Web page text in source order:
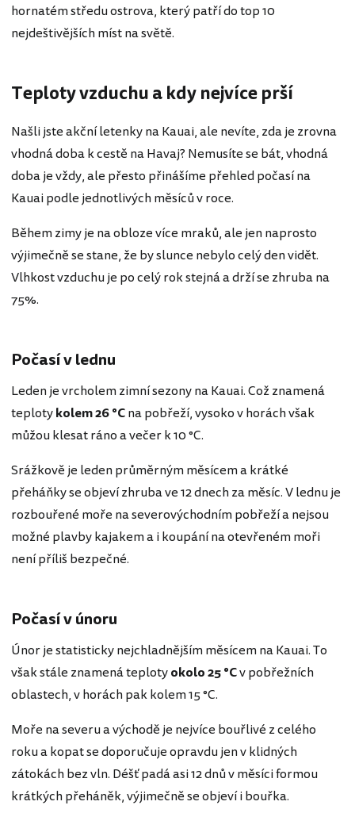
hornatém středu ostrova, který patří do top 10
nejdeštivějších míst na světě.
Teploty vzduchu a kdy nejvíce prší
Našli jste akční letenky na Kauai, ale nevíte, zda je zrovna
vhodná doba k cestě na Havaj? Nemusíte se bát, vhodná
doba je vždy, ale přesto přinášíme přehled počasí na
Kauai podle jednotlivých měsíců v roce.
Během zimy je na obloze více mraků, ale jen naprosto
výjimečně se stane, že by slunce nebylo celý den vidět.
Vlhkost vzduchu je po celý rok stejná a drží se zhruba na
75%.
Počasí v lednu
Leden je vrcholem zimní sezony na Kauai. Což znamená
teplotykolem 26 °Cna pobřeží, vysoko v horách však
můžou klesat ráno a večer k 10 °C.
Srážkově je leden průměrným měsícem a krátké
přeháňky se objeví zhruba ve 12 dnech za měsíc. V lednu je
rozbouřené moře na severovýchodním pobřeží a nejsou
možné plavby kajakem a i koupání na otevřeném moři
není příliš bezpečné.
Počasí v únoru
Únor je statisticky nejchladnějším měsícem na Kauai. To
však stále znamená teplotyokolo 25 °Cv pobřežních
oblastech, v horách pak kolem 15 °C.
Moře na severu a východě je nejvíce bouřlivé z celého
roku a kopat se doporučuje opravdu jen v klidných
zátokách bez vln. Déšť padá asi 12 dnů v měsíci formou
krátkých přeháněk, výjimečně se objeví i bouřka.